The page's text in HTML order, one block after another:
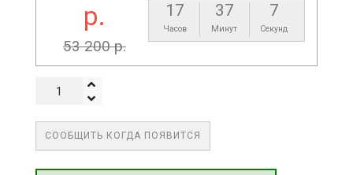
р.
53 200 р.
17
Часов
37
Минут
6
Секунд
СООБЩИТЬ КОГДА ПОЯВИТСЯ